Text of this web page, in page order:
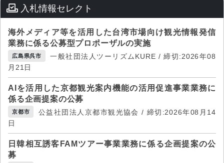
入札情報セレクト
海外メディア等を活用した台湾市場向け観光情報発信
業務に係る公募型プロポーザルの実施
広島県呉市
一般社団法人ツーリズムKURE / 締切:2026年08
月21日
AIを活用した京都観光案内機能の活用促進事業業務に
係る企画提案の公募
京都市
公益社団法人京都市観光協会 / 締切:2026年08月14
日
日韓相互誘客FAMツアー事業業務に係る企画提案の公
募